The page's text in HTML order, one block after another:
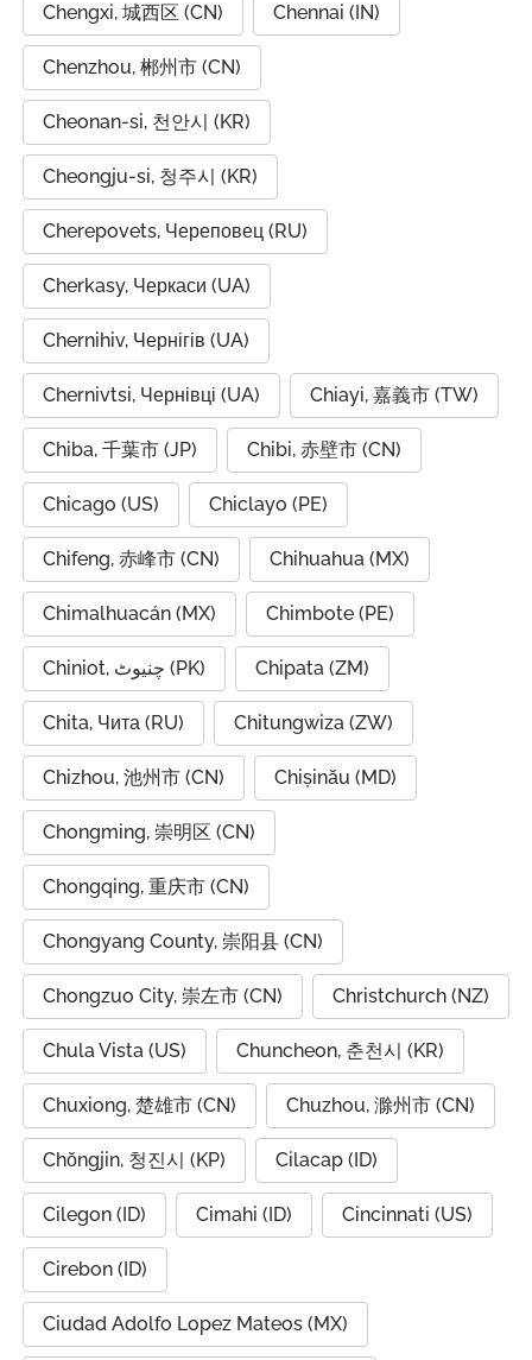
Chengxi, 城西区 (CN) Chennai (IN)
Chenzhou, 郴州市 (CN)
Cheonan-si, 천안시 (KR)
Cheongju-si, 청주시 (KR)
Cherepovets, Череповец (RU)
Cherkasy, Черкаси (UA)
Chernihiv, Чернігів (UA)
Chernivtsi, Чернівці (UA) Chiayi, 嘉義市 (TW)
Chiba, 千葉市 (JP) Chibi, 赤壁市 (CN)
Chicago (US) Chiclayo (PE)
Chifeng, 赤峰市 (CN) Chihuahua (MX)
Chimalhuacán (MX) Chimbote (PE)
Chiniot, چنیوٹ (PK) Chipata (ZM)
Chita, Чита (RU) Chitungwiza (ZW)
Chizhou, 池州市 (CN) Chișinău (MD)
Chongming, 崇明区 (CN)
Chongqing, 重庆市 (CN)
Chongyang County, 崇阳县 (CN)
Chongzuo City, 崇左市 (CN) Christchurch (NZ)
Chula Vista (US) Chuncheon, 춘천시 (KR)
Chuxiong, 楚雄市 (CN) Chuzhou, 滁州市 (CN)
Chŏngjin, 청진시 (KP) Cilacap (ID)
Cilegon (ID) Cimahi (ID) Cincinnati (US)
Cirebon (ID)
Ciudad Adolfo Lopez Mateos (MX)